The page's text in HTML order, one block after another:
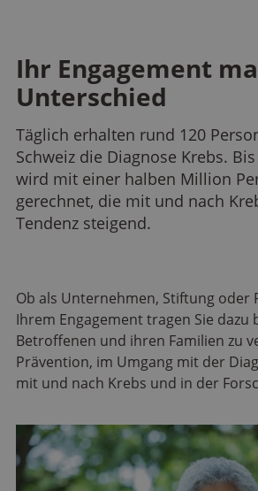
Ihr Engagement
Unterschied
Täglich erhalten rund 120
Schweiz die Diagnose Krebs.
wird mit einer halben Million
gerechnet, die mit und nach
Tendenz steigend.
Ob als Unternehmen, Stiftung oder
Ihrem Engagement tragen Sie dazu
Betroffenen und ihren Familien zu
Prävention, im Umgang mit der
mit und nach Krebs und in der